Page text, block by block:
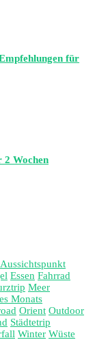
für
2 Wochen
Aussichtspunkt
Essen Fahrrad
Meer
Monats
Orient Outdoor
Städtetrip
Winter Wüste